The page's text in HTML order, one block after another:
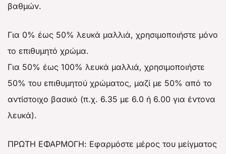
βαθμών.
Για 0% έως 50% λευκά μαλλιά, χρησιμοποιήστε μόνο
το επιθυμητό χρώμα.
Για 50% έως 100% λευκά μαλλιά, χρησιμοποιήστε
50% του επιθυμητού χρώματος, μαζί με 50% από το
αντίστοιχο βασικό (π.χ. 6.35 με 6.0 ή 6.00 για έντονα
λευκά).
ΠΡΩΤΗ ΕΦΑΡΜΟΓΗ: Εφαρμόστε μέρος του μείγματος